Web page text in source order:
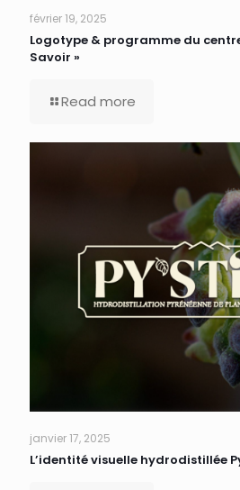
février 19, 2025
Logotype & programme du
Savoir »
Read more
janvier 17, 2025
L’identité visuelle hydrodistillée